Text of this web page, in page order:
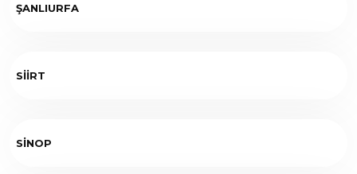
ŞANLIURFA
SİİRT
SİNOP